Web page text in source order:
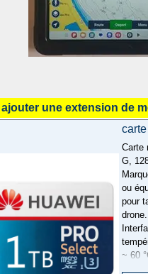
ajouter une extension de
Carte
G,
ou
pour
drone.
~ 60